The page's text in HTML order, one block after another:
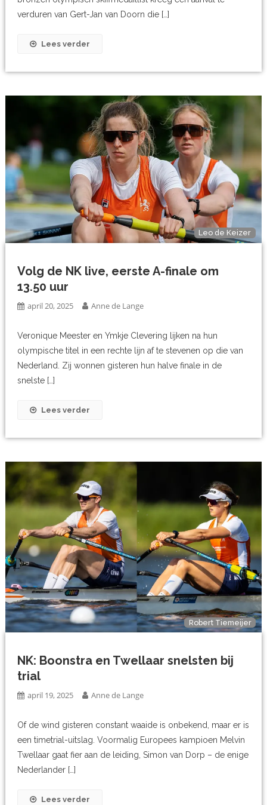
verduren van Gert-Jan van Doorn die […]
Lees verder
Leo de Keizer
Volg de NK live, eerste A-finale om
13.50 uur
april 20, 2025 Anne de Lange
Veronique Meester en Ymkje Clevering lijken na hun
olympische titel in een rechte lijn af te stevenen op die van
Nederland. Zij wonnen gisteren hun halve finale in de
snelste […]
Lees verder
Robert Tiemeijer
NK: Boonstra en Twellaar snelsten bij
trial
april 19, 2025 Anne de Lange
Of de wind gisteren constant waaide is onbekend, maar er is
een timetrial-uitslag. Voormalig Europees kampioen Melvin
Twellaar gaat fier aan de leiding, Simon van Dorp – de enige
Nederlander […]
Lees verder